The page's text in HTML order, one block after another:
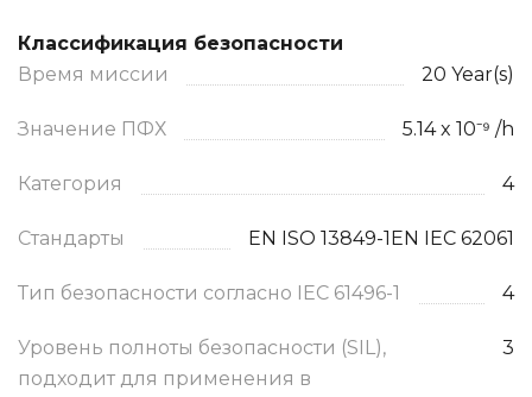
Классификация безопасности
Время миссии
20 Year(s)
Значение ПФХ 5.14 x 10⁻⁹ /h
Категория 4
Стандарты EN ISO 13849-1EN IEC 62061
Тип безопасности согласно IEC 61496-1 4
Уровень полноты безопасности (SIL),
подходит для применения в
3